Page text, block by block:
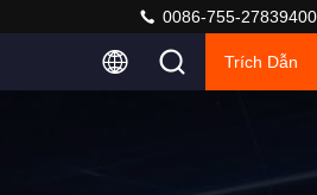
0086-755-27839400
Trích Dẫn